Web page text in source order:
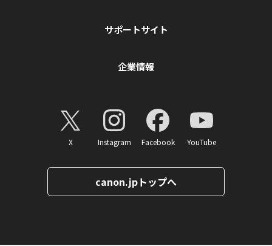
サポートサイト
企業情報
X Instagram Facebook YouTube
canon.jpトップへ